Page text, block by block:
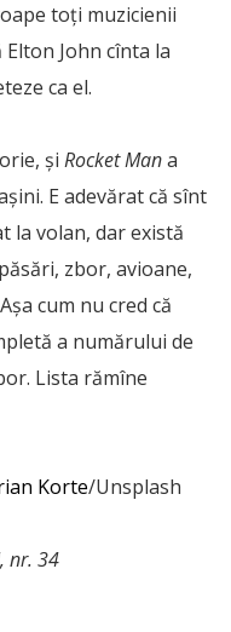
toți muzicienii
John cînta la
ca el.
și Rocket Mana
E adevărat că sînt
la volan, dar există
zbor, avioane,
cum nu cred că
a numărului de
Lista rămîne
Korte/Unsplash
nr. 34